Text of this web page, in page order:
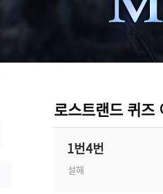
로스트랜드 퀴즈
1번4번
설해